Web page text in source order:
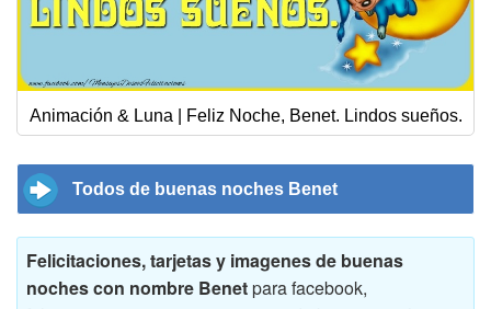
Animación & Luna | Feliz Noche, Benet. Lindos sueños.
Todos de buenas noches Benet
Felicitaciones, tarjetas y imagenes de buenas
noches con nombre Benetpara facebook,